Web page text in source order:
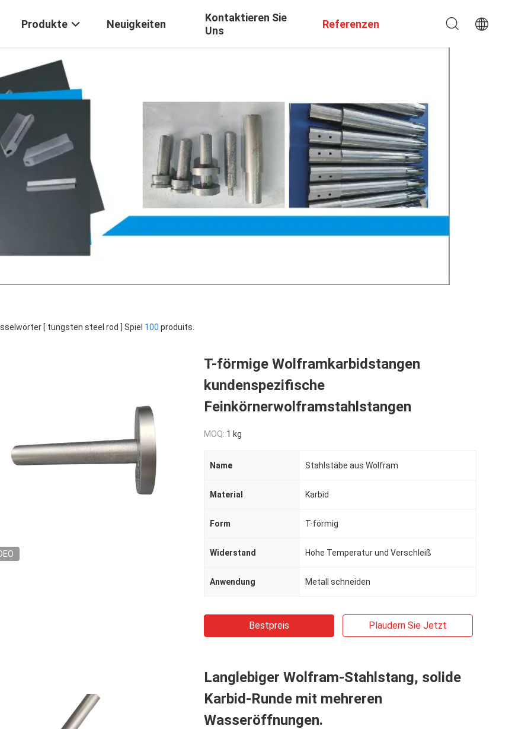
Produkte Neuigkeiten
Kontaktieren Sie
Uns
Referenzen
[ tungsten steel rod ] Spiel 100 produits.
T-förmige Wolframkarbidstangen
kundenspezifische
Feinkörnerwolframstahlstangen
MOQ: 1 kg
Name Stahlstäbe aus Wolfram
Material Karbid
Form T-förmig
Widerstand Hohe Temperatur und Verschleiß
Anwendung Metall schneiden
Bestpreis Plaudern Sie Jetzt
Langlebiger Wolfram-Stahlstang, solide
Karbid-Runde mit mehreren
Wasseröffnungen.